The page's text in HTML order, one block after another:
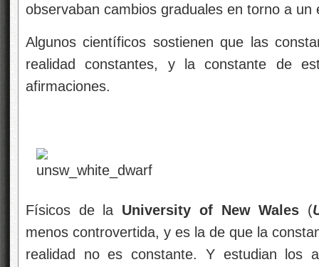
observaban cambios graduales en torno a un
Algunos científicos sostienen que las
realidad constantes, y la constante de
afirmaciones.
Físicos de la University of New Wales (
menos controvertida, y es la de que la
realidad no es constante. Y estudian los